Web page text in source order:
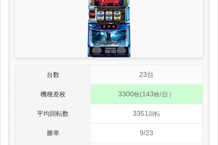
台数 23台
機種差枚 3300枚(143枚/台）
平均回転数 3351 回転
勝率 9/23